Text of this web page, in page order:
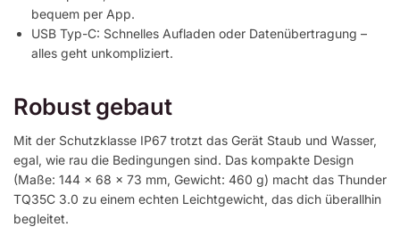
bequem per App.
USB Typ-C: Schnelles Aufladen oder Datenübertragung –
alles geht unkompliziert.
Robust gebaut
Mit der Schutzklasse IP67 trotzt das Gerät Staub und Wasser,
egal, wie rau die Bedingungen sind. Das kompakte Design
(Maße: 144 x 68 x 73 mm, Gewicht: 460 g) macht das Thunder
TQ35C 3.0 zu einem echten Leichtgewicht, das dich überallhin
begleitet.